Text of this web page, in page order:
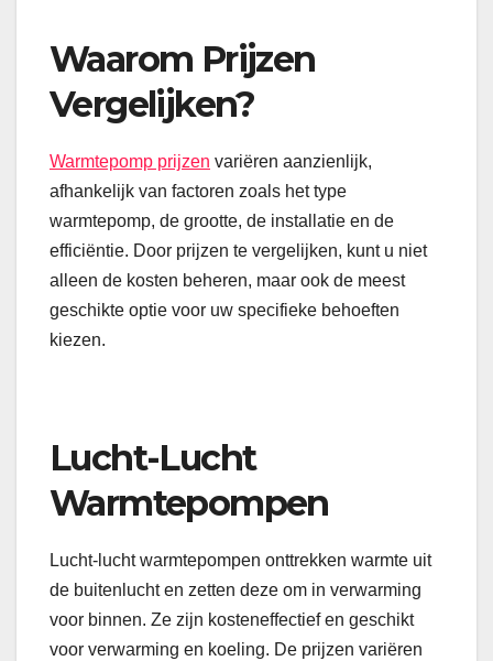
Waarom Prijzen
Vergelijken?
Warmtepomp prijzen variëren aanzienlijk,
afhankelijk van factoren zoals het type
warmtepomp, de grootte, de installatie en de
efficiëntie. Door prijzen te vergelijken, kunt u niet
alleen de kosten beheren, maar ook de meest
geschikte optie voor uw specifieke behoeften
kiezen.
Lucht-Lucht
Warmtepompen
Lucht-lucht warmtepompen onttrekken warmte uit
de buitenlucht en zetten deze om in verwarming
voor binnen. Ze zijn kosteneffectief en geschikt
voor verwarming en koeling. De prijzen variëren